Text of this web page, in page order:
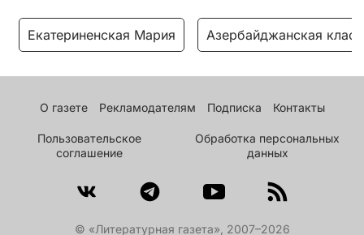
Екатериненская Мария Азербайджанская
О газете Рекламодателям Подписка Контакты
Пользовательское
соглашение
Обработка персональных
данных
© «Литературная газета», 2007–2026